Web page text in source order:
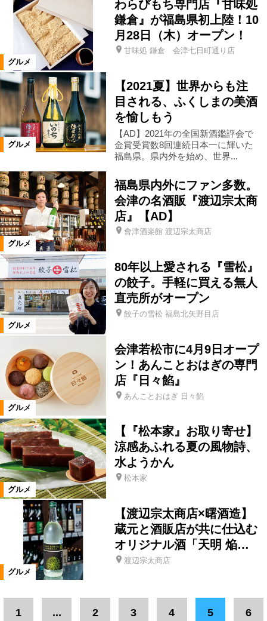
仙台市 米沢市 高畠町
福島市郊外
カテゴリ
洋食 中国料理・台湾料理
カレー 餃子
アジア料理 日本料理 郷土料理
寿司 魚料理 天ぷら・串揚げ
食事処・レストラン
お好み焼き・もんじゃ たこ焼き
肉料理 ステーキ・鉄板焼き
焼肉 しゃぶしゃぶ とんかつ
ラーメン そば・うどん
パン・ベーカリーレストラン
イタリアン
テイクアウト・弁当・惣菜 カフェ
定食 洋菓子
和洋菓子
グルメ
わらびもち専門店『甘味処
鎌倉』が福島県初上陸！10
月28日（木）オープン！
甘味処 鎌倉 会津七日町通り店
グルメ
【2021夏】世界からも注
目される、ふくしまの美酒
を愉しもう
【AD】2021年の全国新酒鑑評会で
金賞受賞数8回連続日本一に輝いた
福島県。県内外を始め、世界...
グルメ
福島県内外にファン多数。
会津の名酒販『渡辺宗太商
店』【AD】
會津酒楽館 渡辺宗太商店
グルメ
80年以上愛される『雪松』
の餃子。手軽に買える無人
直売所がオープン
餃子の雪松 福島北矢野目店
グルメ
会津若松市に4月9日オープ
ン！あんことおはぎの専門
店『日々餡』
あんことおはぎ 日々餡
グルメ
【『松本家』お取り寄せ】
涼感あふれる夏の風物詩、
水ようかん
松本家
グルメ
【渡辺宗太商店×曙酒造】
蔵元と酒販店が共に仕込む
オリジナル酒「天明 焔…
渡辺宗太商店
1 ... 2 3 4 5 6